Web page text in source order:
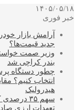
۱۴۰۵/۰۵/۱۸
خبر فوری
آرامش بازار
جدید قیمت‌ها؟
وزیر صمت
بندر کراچی شد
چطور دستگاه
انتخاب کنیم؟
هیدرولیک
سهم ۳۵
تعهدات ارزی